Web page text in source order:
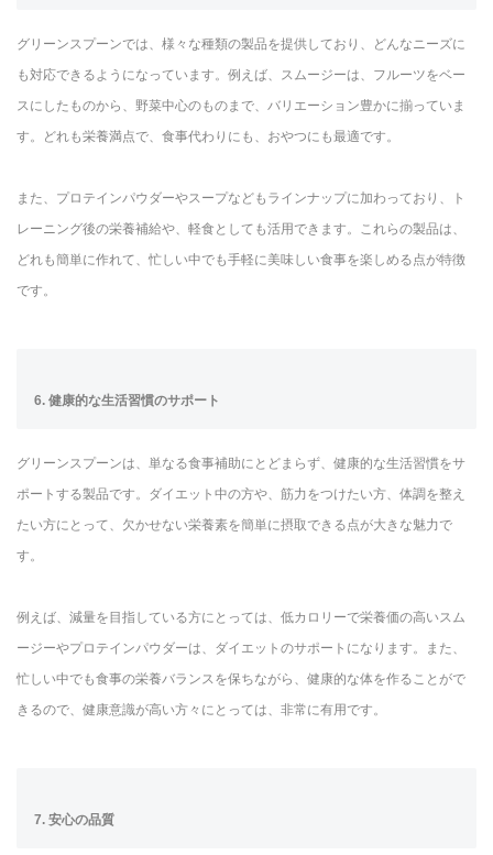
グリーンスプーンでは、様々な種類の製品を提供しており、どんなニーズに
も対応できるようになっています。例えば、スムージーは、フルーツをベー
スにしたものから、野菜中心のものまで、バリエーション豊かに揃っていま
す。どれも栄養満点で、食事代わりにも、おやつにも最適です。
また、プロテインパウダーやスープなどもラインナップに加わっており、ト
レーニング後の栄養補給や、軽食としても活用できます。これらの製品は、
どれも簡単に作れて、忙しい中でも手軽に美味しい食事を楽しめる点が特徴
です。
6. 健康的な生活習慣のサポート
グリーンスプーンは、単なる食事補助にとどまらず、健康的な生活習慣をサ
ポートする製品です。ダイエット中の方や、筋力をつけたい方、体調を整え
たい方にとって、欠かせない栄養素を簡単に摂取できる点が大きな魅力で
す。
例えば、減量を目指している方にとっては、低カロリーで栄養価の高いスム
ージーやプロテインパウダーは、ダイエットのサポートになります。また、
忙しい中でも食事の栄養バランスを保ちながら、健康的な体を作ることがで
きるので、健康意識が高い方々にとっては、非常に有用です。
7. 安心の品質